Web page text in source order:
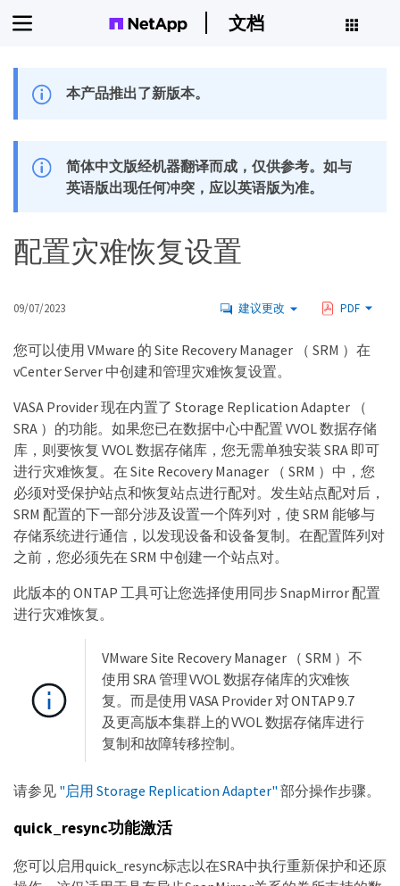
文档
本产品推出了新版本。
简体中文版经机器翻译而成，仅供参考。如与
英语版出现任何冲突，应以英语版为准。
配置灾难恢复设置
09/07/2023 建议更改 PDF
您可以使用 VMware 的 Site Recovery Manager （ SRM ）在
vCenter Server 中创建和管理灾难恢复设置。
VASA Provider 现在内置了 Storage Replication Adapter （
SRA ）的功能。如果您已在数据中心中配置 VVOL 数据存储
库，则要恢复 VVOL 数据存储库，您无需单独安装 SRA 即可
进行灾难恢复。在 Site Recovery Manager （ SRM ）中，您
必须对受保护站点和恢复站点进行配对。发生站点配对后，
SRM 配置的下一部分涉及设置一个阵列对，使 SRM 能够与
存储系统进行通信，以发现设备和设备复制。在配置阵列对
之前，您必须先在 SRM 中创建一个站点对。
此版本的 ONTAP 工具可让您选择使用同步 SnapMirror 配置
进行灾难恢复。
VMware Site Recovery Manager （ SRM ）不
使用 SRA 管理 VVOL 数据存储库的灾难恢
复。而是使用 VASA Provider 对 ONTAP 9.7
及更高版本集群上的 VVOL 数据存储库进行
复制和故障转移控制。
请参见 "启用 Storage Replication Adapter" 部分操作步骤。
quick_resync功能激活
您可以启用quick_resync标志以在SRA中执行重新保护和还原